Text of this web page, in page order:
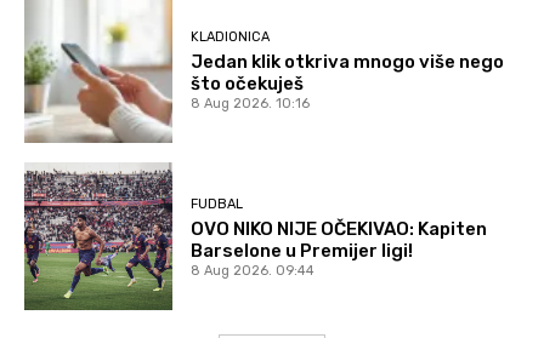
KLADIONICA
Jedan klik otkriva mnogo više nego
što očekuješ
8 Aug 2026. 10:16
FUDBAL
OVO NIKO NIJE OČEKIVAO: Kapiten
Barselone u Premijer ligi!
8 Aug 2026. 09:44